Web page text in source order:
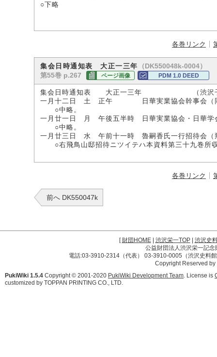
○下略
各巻リンク
集会日時通知表 大正一三年
（DK550048k-0004）
第55巻 p.267
ページ画像 PDM 1.0 DEED
集会日時通知表 大正一三年 （渋沢子
一月十二日 土 正午 日華実業協会幹事会（
○中略。
一月廿一日 月 午後五半時 日華実業協会・日華学
○中略。
一月廿三日 水 午前十一時 魯嗣香氏一行招待会（
○右飛鳥山邸招待ニツイテハ本資料第三十九巻所
各巻リンク
前へ DK550047k
[財団HOME| 渋沢栄一TOP| 渋沢史
公益財団法人渋沢栄一記
電話:03-3910-2314（代表） 03-3910-0005（渋沢史料
Copyright Reserved
PukiWiki 1.5.4 Copyright © 2001-2020 PukiWiki Development Team. License is
customized by TOPPAN PRINTING CO., LTD.